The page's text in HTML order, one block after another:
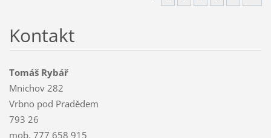
Kontakt
Tomáš Rybář
Mnichov 282
Vrbno pod Pradědem
793 26
mob. 777 658 915